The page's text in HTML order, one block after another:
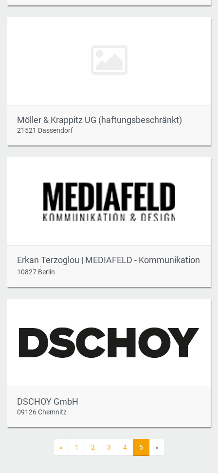
Möller & Krappitz UG (haftungsbeschränkt)
21521 Dassendorf
Erkan Terzoglou | MEDIAFELD - Kommunikation
& Design
10827 Berlin
DSCHOY GmbH
09126 Chemnitz
« 1 2 3 4 5 »